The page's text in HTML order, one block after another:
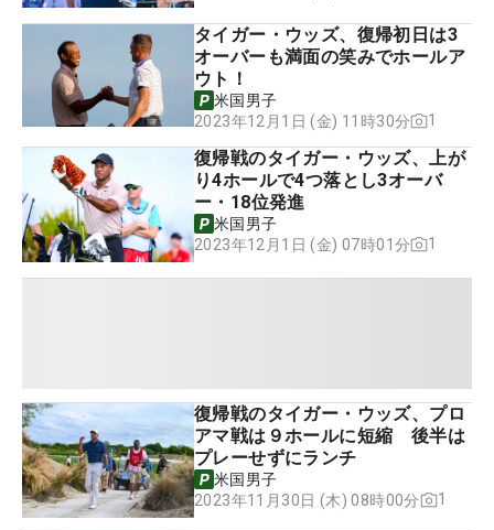
タイガー・ウッズ、復帰初日は3
オーバーも満面の笑みでホールア
ウト！
米国男子
2023年12月1日 (金) 11時30分
1
復帰戦のタイガー・ウッズ、上が
り4ホールで4つ落とし3オーバ
ー・18位発進
米国男子
2023年12月1日 (金) 07時01分
1
復帰戦のタイガー・ウッズ、プロ
アマ戦は９ホールに短縮 後半は
プレーせずにランチ
米国男子
2023年11月30日 (木) 08時00分
1